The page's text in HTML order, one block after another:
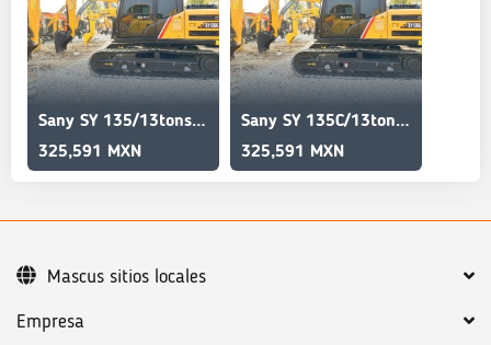
Sany SY 135/13tons/assured/assurance/High/Best quality
325,591 MXN
Sany SY 135C/13tons/Used/Best/High quality/Latest model
325,591 MXN
Empresa
Mascus sitios locales